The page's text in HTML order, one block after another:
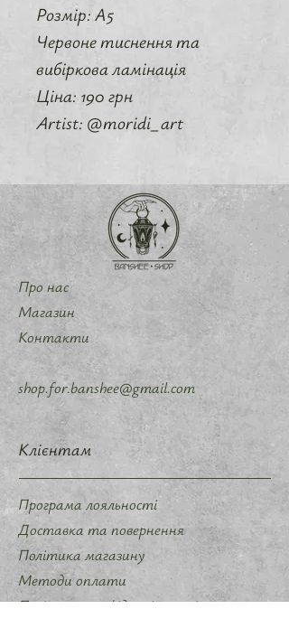
Розмір: А5
Червоне тиснення та
вибіркова ламінація
Ціна: 190 грн
Artist: @moridi_art
Про нас
Магазин
Контакти
shop.for.banshee@gmail.com
Клієнтам
Програма лояльності
Доставка та повернення
Політика магазину
Методи оплати
Політика конфіденційності